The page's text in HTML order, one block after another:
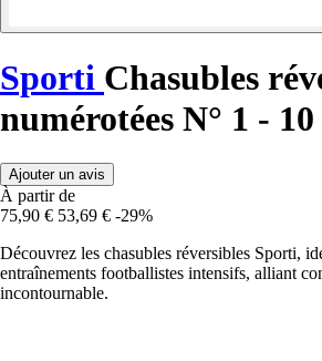
Sporti Chasubles
numérotées N° 1 -
Ajouter un avis
À partir de
75,90 € 53,69 € -29%
Découvrez les chasubles réversibles Sporti,
entraînements footballistes intensifs, alliant
incontournable.